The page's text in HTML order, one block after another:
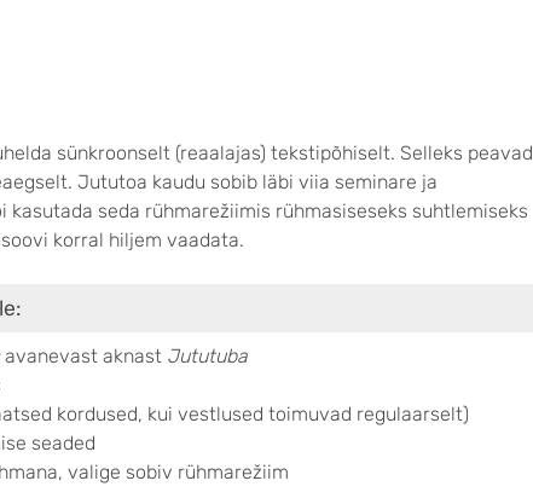
sünkroonselt (reaalajas) tekstipõhiselt. Selleks peavad
Jututoa kaudu sobib läbi viia seminare ja
seda rühmarežiimis rühmasiseseks suhtlemiseks
korral hiljem vaadata.
avanevast aknast Jututuba
kordused, kui vestlused toimuvad regulaarselt)
seaded
valige sobiv rühmarežiim